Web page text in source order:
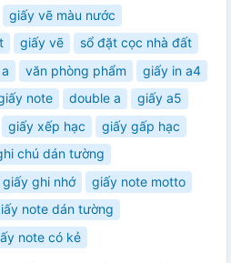
giấy vẽ màu nước
giấy vẽ
sổ đặt cọc nhà đất
văn phòng phẩm
giấy in a4
note double a
giấy a5
giấy xếp hạc
giấy gấp hạc
chú dán tường
giấy ghi nhớ
giấy note motto
note dán tường
note có kẻ